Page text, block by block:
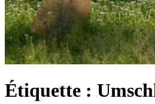
Étiquette :